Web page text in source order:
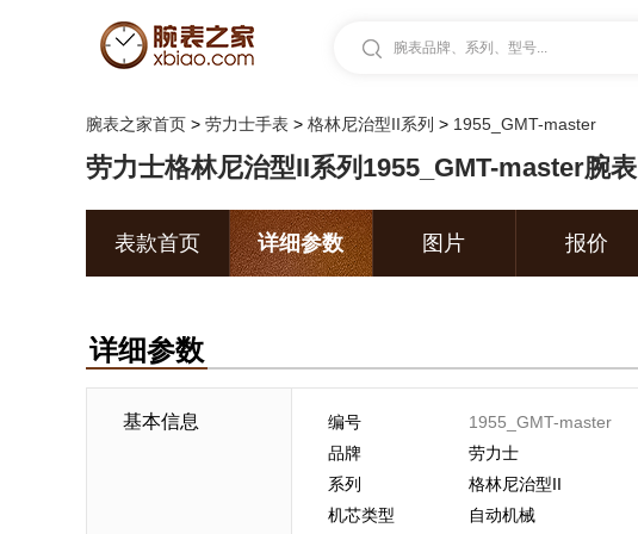
腕表品牌、系列、型号...
腕表之家首页 > 劳力士手表 > 格林尼治型II系列 > 1955_GMT-master
劳力士格林尼治型II系列1955_GMT-master腕表
表款首页 详细参数 图片 报价
详细参数
基本信息 编号
1955_GMT-master
品牌
劳力士
系列
格林尼治型II
机芯类型
自动机械